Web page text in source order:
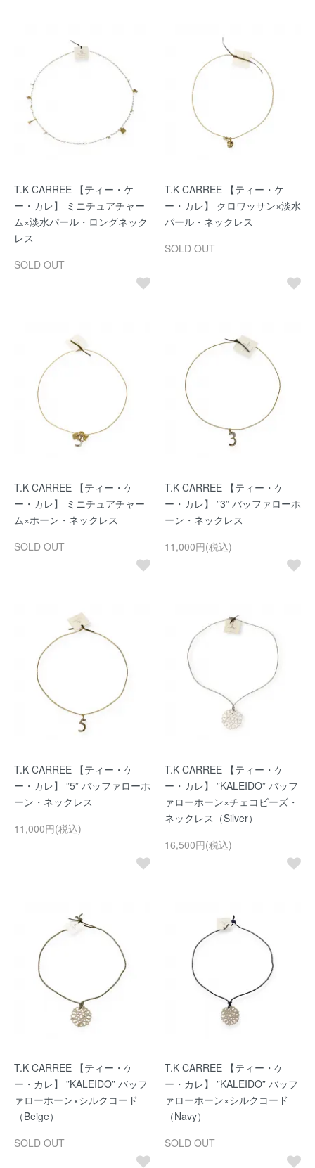
T.K CARREE 【ティー・ケ
ー・カレ】 ミニチュアチャー
ム×淡水パール・ロングネック
レス
SOLD OUT
T.K CARREE 【ティー・ケ
ー・カレ】 クロワッサン×淡水
パール・ネックレス
SOLD OUT
T.K CARREE 【ティー・ケ
ー・カレ】 ミニチュアチャー
ム×ホーン・ネックレス
SOLD OUT
T.K CARREE 【ティー・ケ
ー・カレ】 ”3” バッファローホ
ーン・ネックレス
11,000円(税込)
T.K CARREE 【ティー・ケ
ー・カレ】 ”5” バッファローホ
ーン・ネックレス
11,000円(税込)
T.K CARREE 【ティー・ケ
ー・カレ】 ”KALEIDO” バッフ
ァローホーン×チェコビーズ・
ネックレス（Silver）
16,500円(税込)
T.K CARREE 【ティー・ケ
ー・カレ】 ”KALEIDO” バッフ
ァローホーン×シルクコード
（Beige）
SOLD OUT
T.K CARREE 【ティー・ケ
ー・カレ】 ”KALEIDO” バッフ
ァローホーン×シルクコード
（Navy）
SOLD OUT